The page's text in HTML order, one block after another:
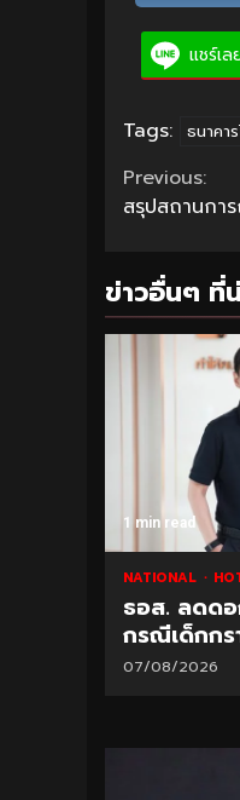
แชร์เล
Tags: ธนาคา
Previous:
สรุปสถานกา
ข่าวอื่นๆ ที่
1 min read
NATIONAL
ธอส. ลดด
กรณีเด็กกร
07/08/2026